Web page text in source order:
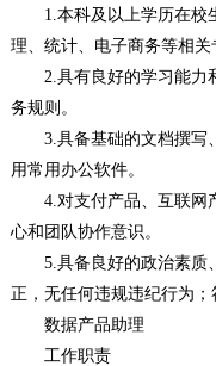
1.本科及以上学历在校
理、统计、电子商务等相关
2.具有良好的学习能力
务规则。
3.具备基础的文档撰写
用常用办公软件。
4.对支付产品、互联网
心和团队协作意识。
5.具备良好的政治素质
正，无任何违规违纪行为；
数据产品助理
工作职责